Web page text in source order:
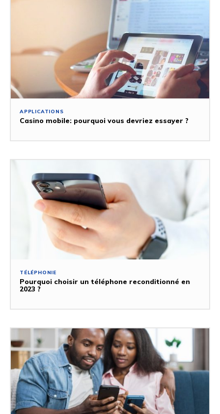
APPLICATIONS
Casino mobile: pourquoi vous devriez essayer ?
TÉLÉPHONIE
Pourquoi choisir un téléphone reconditionné en
2023 ?